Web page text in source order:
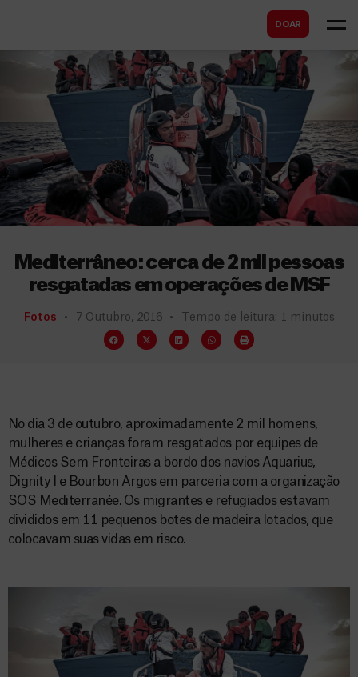
DOAR
a
r
Mediterrâneo: cerca de 2 mil pessoas
resgatadas em operações de MSF
Fotos 7 Outubro, 2016 Tempo de leitura: 1 minutos
No dia 3 de outubro, aproximadamente 2 mil homens,
mulheres e crianças foram resgatados por equipes de
Médicos Sem Fronteiras a bordo dos navios Aquarius,
Dignity I e Bourbon Argos em parceria com a organização
SOS Mediterranée. Os migrantes e refugiados estavam
divididos em 11 pequenos botes de madeira lotados, que
colocavam suas vidas em risco.
c
a
r